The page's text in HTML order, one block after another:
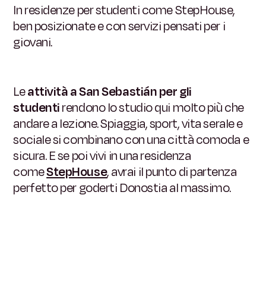
In residenze per studenti come StepHouse,
ben posizionate e con servizi pensati per i
giovani.
Leattività a San Sebastián per gli
studentirendono lo studio qui molto più che
andare a lezione. Spiaggia, sport, vita serale e
sociale si combinano con una città comoda e
sicura. E se poi vivi in una residenza
comeStepHouse, avrai il punto di partenza
perfetto per goderti Donostia al massimo.